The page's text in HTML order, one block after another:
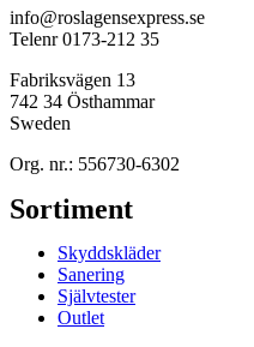
info@roslagensexpress.se
Telenr 0173-212 35
Fabriksvägen 13
742 34 Östhammar
Sweden
Org. nr.: 556730-6302
Sortiment
Skyddskläder
Sanering
Självtester
Outlet